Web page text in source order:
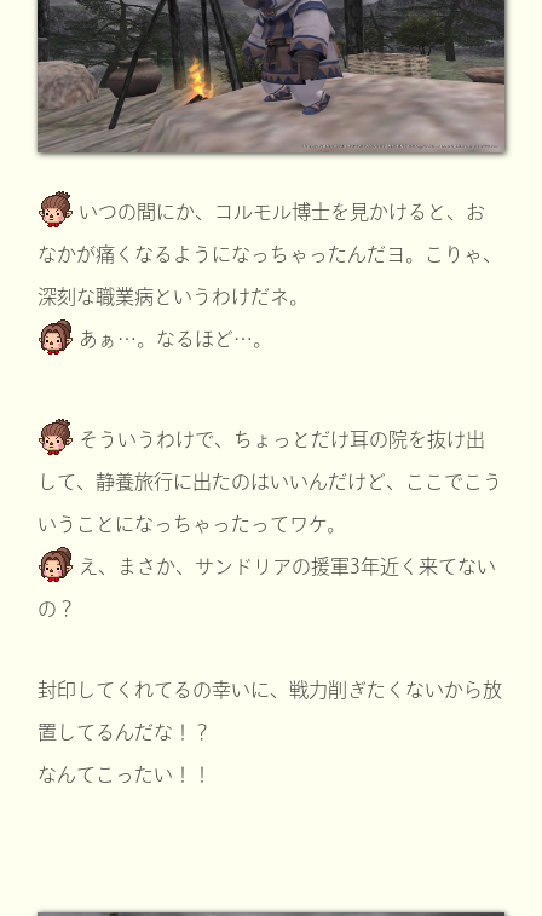
いつの間にか、コルモル博士を見かけると、お
なかが痛くなるようになっちゃったんだヨ。こりゃ、
深刻な職業病というわけだネ。
あぁ…。なるほど…。
そういうわけで、ちょっとだけ耳の院を抜け出
して、静養旅行に出たのはいいんだけど、ここでこう
いうことになっちゃったってワケ。
え、まさか、サンドリアの援軍3年近く来てない
の？
封印してくれてるの幸いに、戦力削ぎたくないから放
置してるんだな！？
なんてこったい！！